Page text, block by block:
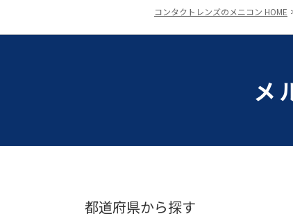
コンタクトレンズのメニコン HOME
メ
都道府県から探す